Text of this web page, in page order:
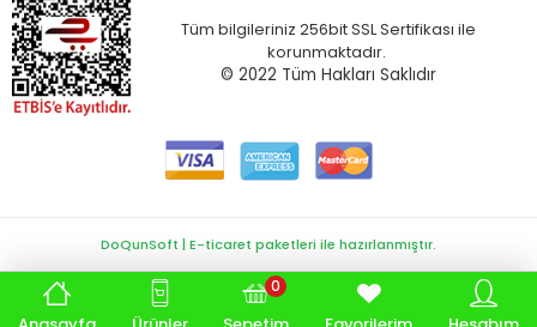
Tüm bilgileriniz 256bit SSL Sertifikası ile
korunmaktadır.
© 2022 Tüm Hakları Saklıdır
0
DoQunSoft | E-ticaret paketleri ile hazırlanmıştır.